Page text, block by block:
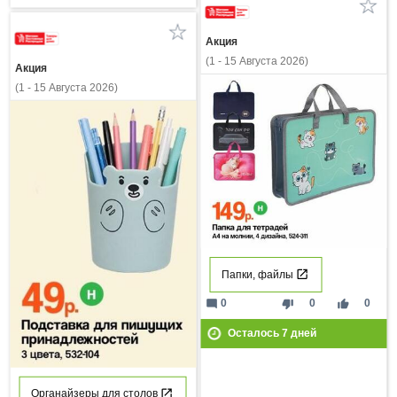
Акция
(1 - 15 Августа 2026)
Папки, файлы
thumb_down 0 thumb_up 0
mode_comment 0
Осталось 7дней
Акция
(1 - 15 Августа 2026)
Органайзеры для столов